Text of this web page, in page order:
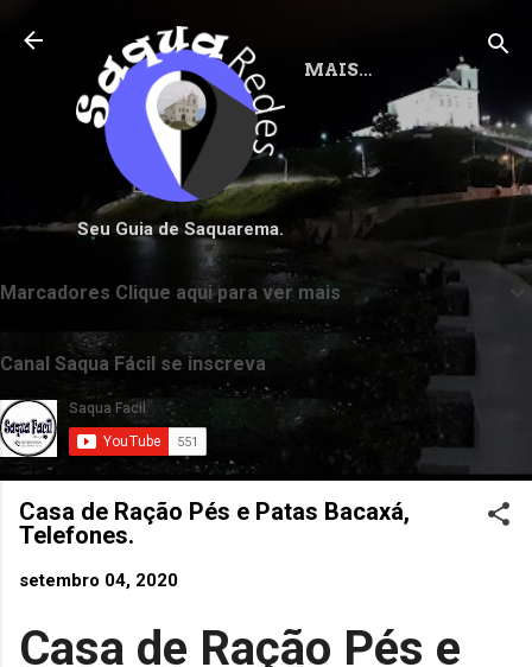
Pular para o conteúdo principal
Seu Guia de Saquarema.
MAIS…
Marcadores Clique aqui para ver mais
Canal Saqua Fácil se inscreva
Casa de Ração Pés e Patas Bacaxá,
Telefones.
setembro 04, 2020
Casa de Ração Pés e